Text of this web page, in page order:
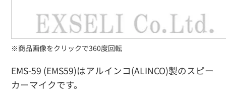
EMS-59 (EMS59)はアルインコ(ALINCO)製のスピー
カーマイクです。
※商品画像をクリックで360度回転